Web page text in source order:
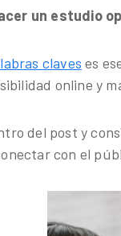
un estudio
claves es
online y
del post y
con el